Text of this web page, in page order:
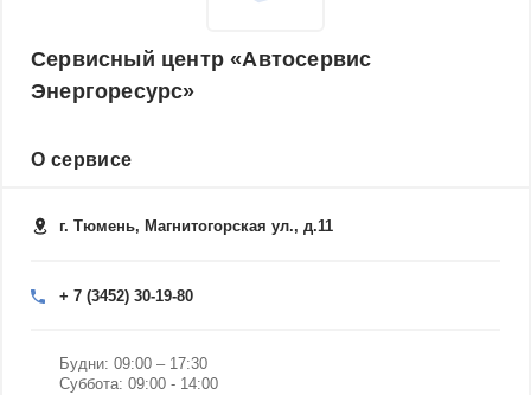
ЗАДАТЬ ВОПРОС МАСТЕРАМ
Сервисный центр «Автосервис
Энергоресурс»
О сервисе
г. Тюмень, Магнитогорская ул., д.11
+ 7 (3452) 30-19-80
Будни: 09:00 – 17:30
Суббота: 09:00 - 14:00